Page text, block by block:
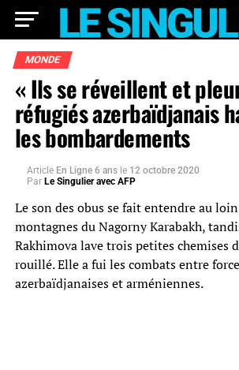
MONDE
« Ils se réveillent et
réfugiés azerbaïdjanais
les bombardements
Article En Ligne 6 ans le 12 octobre 2020
Par Le Singulier avec AFP
Le son des obus se fait entendre au
montagnes du Nagorny Karabakh,
Rakhimova lave trois petites chemises
rouillé. Elle a fui les combats entre
azerbaïdjanaises et arméniennes.